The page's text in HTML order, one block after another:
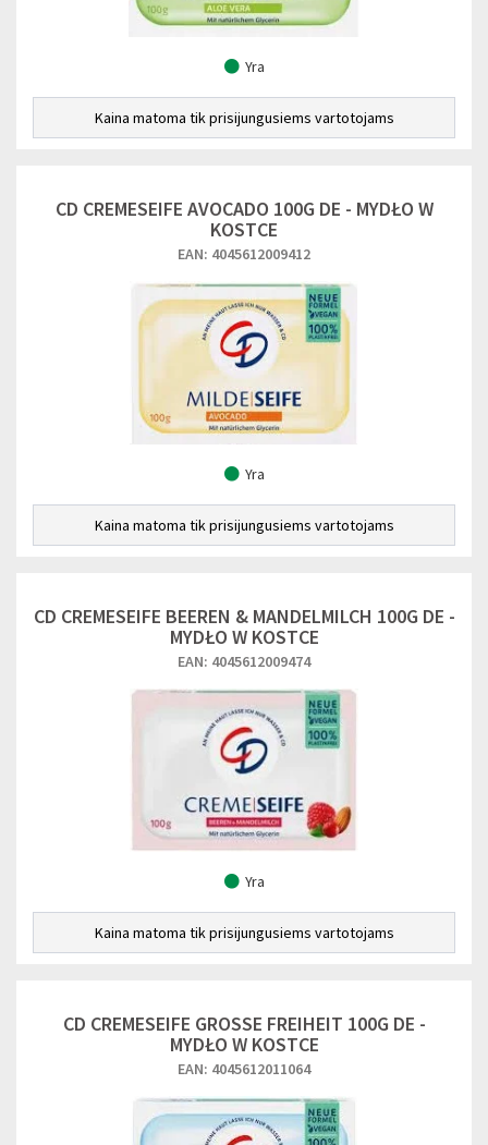
Yra
Kaina matoma tik prisijungusiems vartotojams
CD CREMESEIFE AVOCADO 100G DE - MYDŁO W
KOSTCE
EAN: 4045612009412
Yra
Kaina matoma tik prisijungusiems vartotojams
CD CREMESEIFE BEEREN & MANDELMILCH 100G DE -
MYDŁO W KOSTCE
EAN: 4045612009474
Yra
Kaina matoma tik prisijungusiems vartotojams
CD CREMESEIFE GROSSE FREIHEIT 100G DE -
MYDŁO W KOSTCE
EAN: 4045612011064